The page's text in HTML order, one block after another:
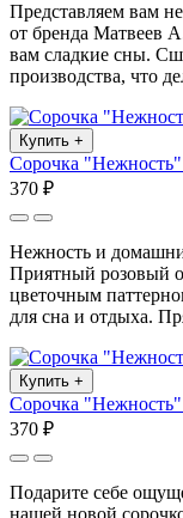
Представляем вам
от бренда Матвеев
вам сладкие сны.
производства, что
Купить +
Сорочка
370 ₽
Нежность и
Приятный розовый
цветочным
для сна и отдыха.
Купить +
Сорочка
370 ₽
Подарите себе